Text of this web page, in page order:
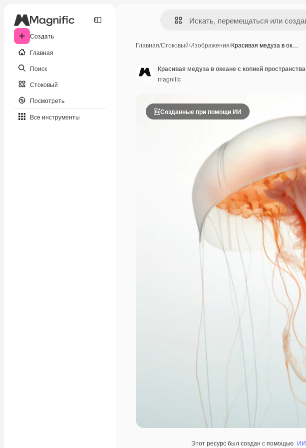
Создать
Главная
Поиск
Стоковый
Посмотреть
Все инструменты
Главная/Стоковый/Изображения/Красивая медуза в ок…
Созданные при помощи ИИ
Этот ресурс был создан с помощью ИИ
Красивая медуза в океане с копией пространства
magnific